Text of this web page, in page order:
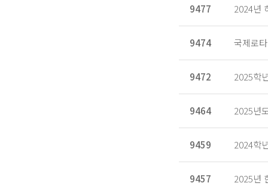
9477 2024년
9474 국제로
9472 2025학
9464 2025년
9459 2024학
9457 2025년